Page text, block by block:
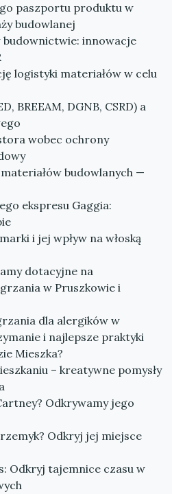
paszportu produktu w
budowlanej
budownictwie: innowacje
logistyki materiałów w celu
BREEAM, DGNB, CSRD) a
wobec ochrony
budowlanych —
ekspresu Gaggia:
i jej wpływ na włoską
dotacyjne na
w Pruszkowie i
dla alergików w
i najlepsze praktyki
Mieszka?
– kreatywne pomysły
Odkrywamy jego
Odkryj jej miejsce
Odkryj tajemnice czasu w